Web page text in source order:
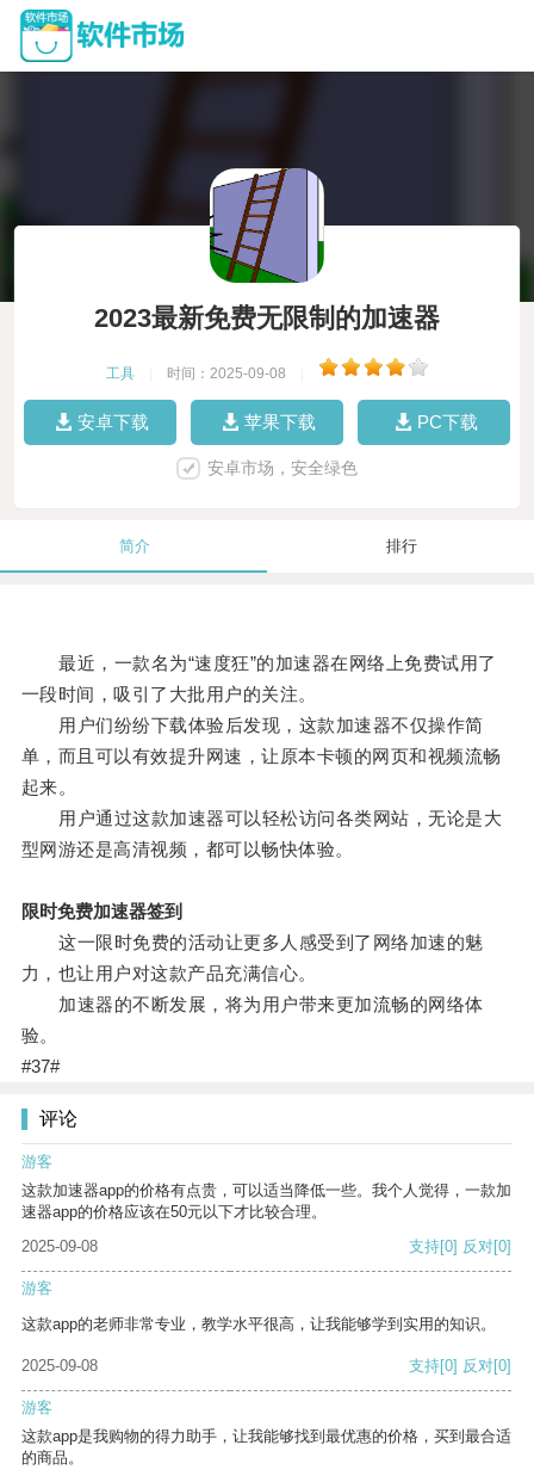
2023最新免费无限制的加速器
工具 时间：2025-09-08
安卓下载 苹果下载 PC下载
安卓市场，安全绿色
简介 排行
最近，一款名为“速度狂”的加速器在网络上免费试用了
一段时间，吸引了大批用户的关注。
用户们纷纷下载体验后发现，这款加速器不仅操作简
单，而且可以有效提升网速，让原本卡顿的网页和视频流畅
起来。
用户通过这款加速器可以轻松访问各类网站，无论是大
型网游还是高清视频，都可以畅快体验。
限时免费加速器签到
这一限时免费的活动让更多人感受到了网络加速的魅
力，也让用户对这款产品充满信心。
加速器的不断发展，将为用户带来更加流畅的网络体
验。
#37#
评论
游客
这款加速器app的价格有点贵，可以适当降低一些。我个人觉得，一款加
速器app的价格应该在50元以下才比较合理。
2025-09-08
支持[0] 反对[0]
游客
这款app的老师非常专业，教学水平很高，让我能够学到实用的知识。
2025-09-08 支持[0] 反对[0]
游客
这款app是我购物的得力助手，让我能够找到最优惠的价格，买到最合适
的商品。